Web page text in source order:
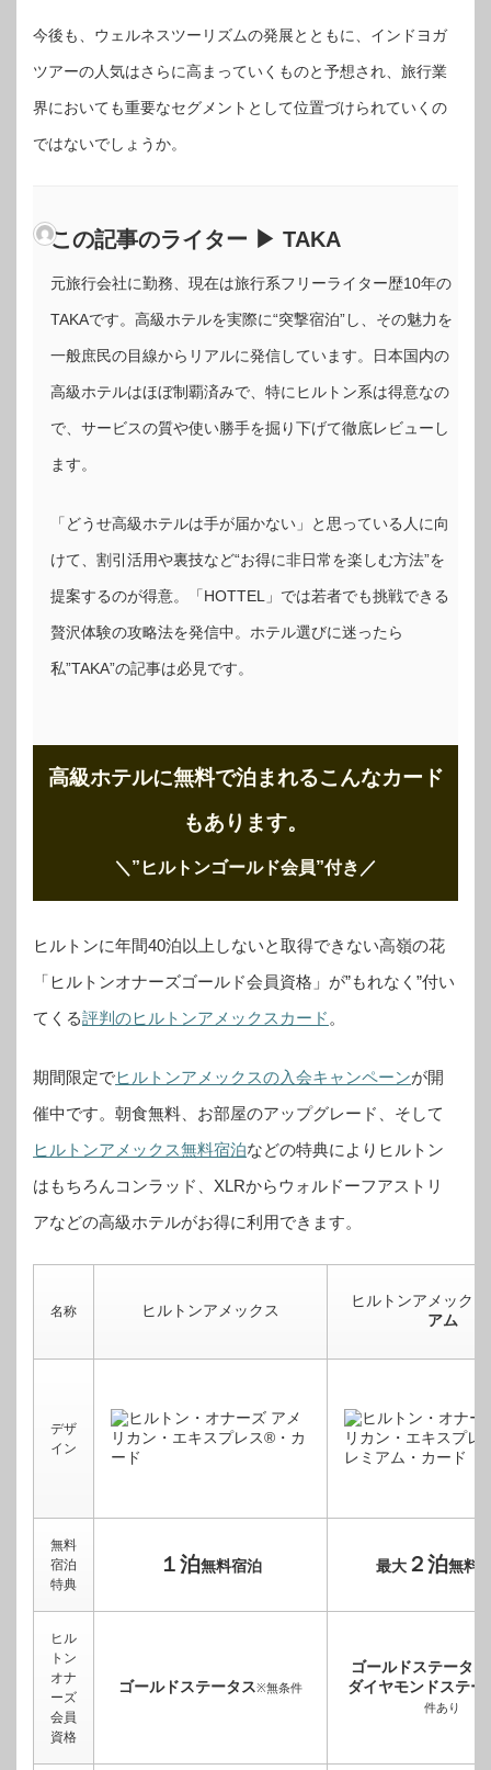
今後も、ウェルネスツーリズムの発展とともに、インドヨガ
ツアーの人気はさらに高まっていくものと予想され、旅行業
界においても重要なセグメントとして位置づけられていくの
ではないでしょうか。
この記事のライター ▶ TAKA
元旅行会社に勤務、現在は旅行系フリーライター歴10年の
TAKAです。高級ホテルを実際に“突撃宿泊”し、その魅力を
一般庶民の目線からリアルに発信しています。日本国内の
高級ホテルはほぼ制覇済みで、特にヒルトン系は得意なの
で、サービスの質や使い勝手を掘り下げて徹底レビューし
ます。
「どうせ高級ホテルは手が届かない」と思っている人に向
けて、割引活用や裏技など“お得に非日常を楽しむ方法”を
提案するのが得意。「HOTTEL」では若者でも挑戦できる
贅沢体験の攻略法を発信中。ホテル選びに迷ったら
私”TAKA”の記事は必見です。
高級ホテルに無料で泊まれるこんなカード
もあります。
＼”ヒルトンゴールド会員”付き ／
ヒルトンに年間40泊以上しないと取得できない高嶺の花
「ヒルトンオナーズゴールド会員資格」が”もれなく”付い
てくる評判のヒルトンアメックスカード 。
期間限定でヒルトンアメックスの入会キャンペーンが開
催中です。 朝食無料、お部屋のアップグレード、そして
ヒルトンアメックス無料宿泊などの特典によりヒルトン
はもちろんコンラッド、XLRからウォルドーフアストリ
アなどの高級ホテルがお得に利用できます。
名称 ヒルトンアメックス
ヒルトンアメックス
アム
デザ
イン
無料
宿泊
特典
１泊無料宿泊 最大２泊無料
ヒル
トン
オナ
ーズ
会員
資格
ゴールドステータス※無条件
ゴールドステータス
ダイヤモンドステー
件あり